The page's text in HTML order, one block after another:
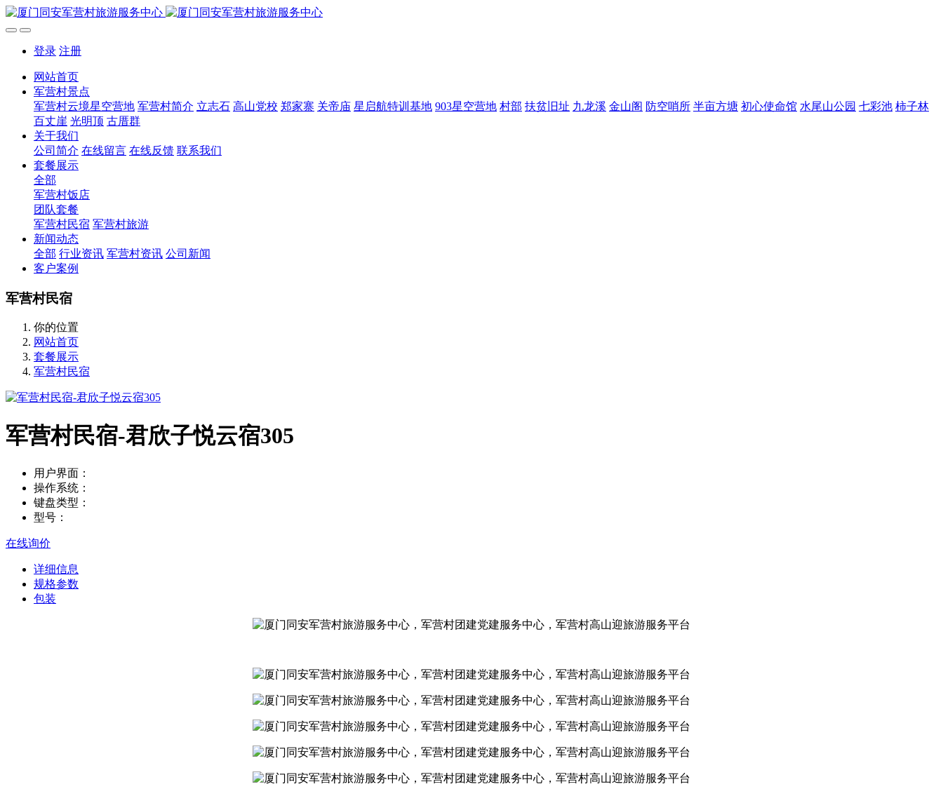
登录 注册
网站首页
军营村景点
军营村云境星空营地 军营村简介 立志石 高山党校 郑家寨 关帝庙 星启航特训基地 903星空营地 村部 扶贫旧址 九龙溪 金山阁 防空哨所 半亩方塘 初心使命馆 水尾山公园 七彩池 柿子林
百丈崖 光明顶 古厝群
关于我们
公司简介 在线留言 在线反馈 联系我们
套餐展示
全部
军营村饭店
团队套餐
军营村民宿 军营村旅游
新闻动态
全部 行业资讯 军营村资讯 公司新闻
客户案例
军营村民宿
你的位置
网站首页
套餐展示
军营村民宿
军营村民宿-君欣子悦云宿305
用户界面：
操作系统：
键盘类型：
型号：
在线询价
详细信息
规格参数
包装